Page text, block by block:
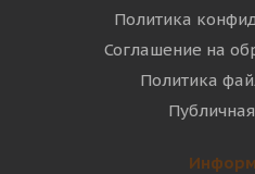
Политика
Соглашение на
Политика